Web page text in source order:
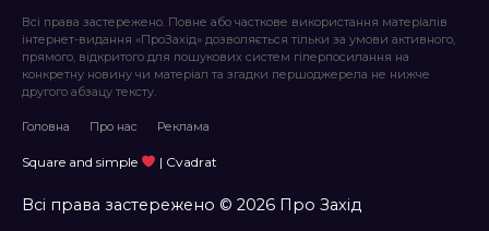
Всі права застережено. Повне або часткове використання матеріалів
інтернет-видання «ПроЗахід» дозволяється тільки за умови активного,
прямого, відкритого для пошукових систем гіперпосилання на
конкретну новину чи матеріал та згадки першоджерела не нижче
другого абзацу тексту.
Головна Про нас Реклама
Square and simple | Cvadrat
Всі права застережено © 2026 Про Захід